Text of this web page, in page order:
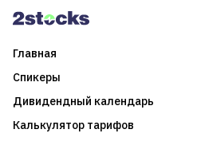
Главная
Спикеры
Дивидендный календарь
Калькулятор тарифов